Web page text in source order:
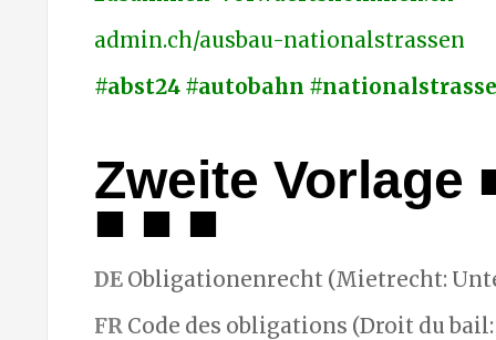
admin.ch/ausbau-nationalstrassen
#abst24 #autobahn
Zweite Vorlage
■ ■ ■
DE Obligationenrecht (Mietrecht:
FR Code des obligations (Droit du